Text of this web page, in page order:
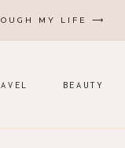
MY LIFE ⟶
BEAUTY